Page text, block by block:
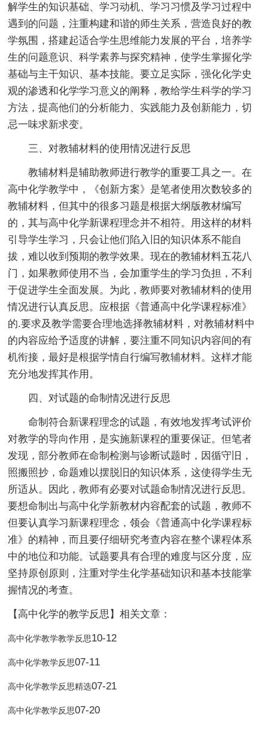
解学生的知识基础、学习动机、学习习惯及学习过程中
遇到的问题，注重构建和谐的师生关系，营造良好的教
学氛围，搭建起适合学生思维能力发展的平台，培养学
生的问题意识、科学素养与探究精神，使学生掌握化学
基础与主干知识、基本技能。要立足实际，强化化学史
观的渗透和化学学习意义的阐释，教给学生科学的学习
方法，提高他们的分析能力、实践能力及创新能力，切
忌一味求新求变。
三、对教辅材料的使用情况进行反思
教辅材料是辅助教师进行教学的重要工具之一。在
高中化学教学中，《创新方案》是笔者使用次数较多的
教辅材料，但其中的很多习题是根据大纲版教材编写
的，其与高中化学新课程理念并不相符。用这样的材料
引导学生学习，只会让他们陷入旧的知识体系不能自
拔，难以收到预期的教学效果。现在的教辅材料五花八
门，如果教师使用不当，会加重学生的学习负担，不利
于促进学生全面发展。为此，教师要对教辅材料的使用
情况进行认真反思。应根据《普通高中化学课程标准》
的.要求及教学需要合理地选择教辅材料，对教辅材料中
的内容应给予适度的讲解，要注重不同知识内容间的有
机衔接，最好是根据学情自行编写教辅材料。这样才能
充分地发挥其作用。
四、对试题的命制情况进行反思
命制符合新课程理念的试题，有效地发挥考试评价
对教学的导向作用，是实施新课程的重要保证。但笔者
发现，部分教师在命制检测与诊断试题时，因循守旧，
照搬照抄，命题难以摆脱旧的知识体系，这使得学生无
所适从。因此，教师有必要对试题命制情况进行反思。
要想命制出与高中化学新教材内容配套的试题，教师不
但要认真学习新课程理念，领会《普通高中化学课程标
准》的精神，而且要仔细研究考查内容在整个课程体系
中的地位和功能。试题要具有合理的难度与区分度，应
坚持原创原则，注重对学生化学基础知识和基本技能掌
握情况的考查。
【高中化学的教学反思】相关文章：
高中化学教学教学反思10-12
高中化学教学反思07-11
高中化学教学反思精选07-21
高中化学教学反思07-20